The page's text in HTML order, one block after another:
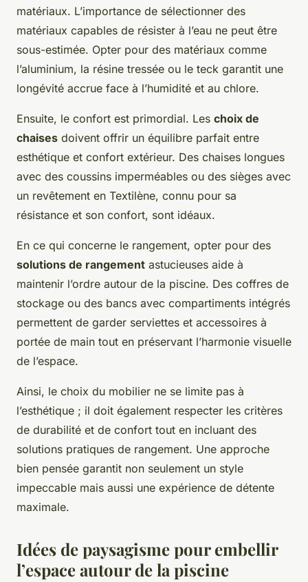
matériaux. L’importance de sélectionner des
matériaux capables de résister à l’eau ne peut être
sous-estimée. Opter pour des matériaux comme
l’aluminium, la résine tressée ou le teck garantit une
longévité accrue face à l’humidité et au chlore.
Ensuite, le confort est primordial. Les choix de
chaises doivent offrir un équilibre parfait entre
esthétique et confort extérieur. Des chaises longues
avec des coussins imperméables ou des sièges avec
un revêtement en Textilène, connu pour sa
résistance et son confort, sont idéaux.
En ce qui concerne le rangement, opter pour des
solutions de rangement astucieuses aide à
maintenir l’ordre autour de la piscine. Des coffres de
stockage ou des bancs avec compartiments intégrés
permettent de garder serviettes et accessoires à
portée de main tout en préservant l’harmonie visuelle
de l’espace.
Ainsi, le choix du mobilier ne se limite pas à
l’esthétique ; il doit également respecter les critères
de durabilité et de confort tout en incluant des
solutions pratiques de rangement. Une approche
bien pensée garantit non seulement un style
impeccable mais aussi une expérience de détente
maximale.
Idées de paysagisme pour embellir
l’espace autour de la piscine